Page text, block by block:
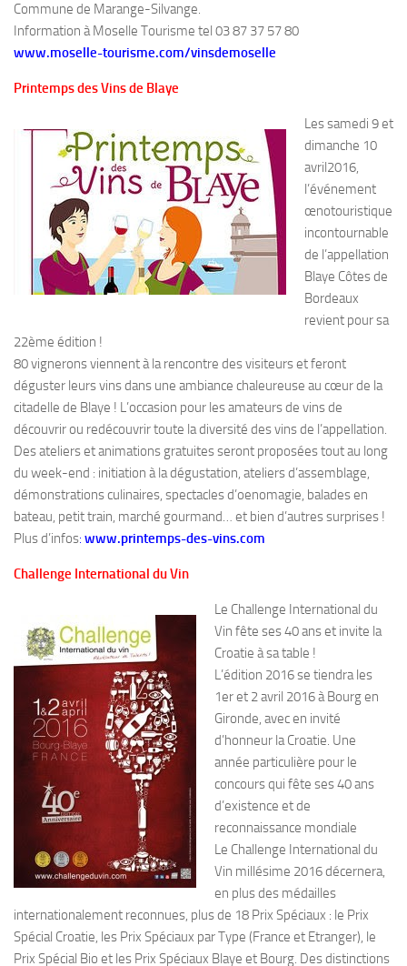
Commune de Marange-Silvange.
Information à Moselle Tourisme tel 03 87 37 57 80
www.moselle-tourisme.com/vinsdemoselle
Printemps des Vins de Blaye
Les samedi 9 et
dimanche 10
avril2016,
l’événement
œnotouristique
incontournable
de l’appellation
Blaye Côtes de
Bordeaux
revient pour sa
22ème édition !
80 vignerons viennent à la rencontre des visiteurs et feront
déguster leurs vins dans une ambiance chaleureuse au cœur de la
citadelle de Blaye ! L’occasion pour les amateurs de vins de
découvrir ou redécouvrir toute la diversité des vins de l’appellation.
Des ateliers et animations gratuites seront proposées tout au long
du week-end : initiation à la dégustation, ateliers d’assemblage,
démonstrations culinaires, spectacles d’oenomagie, balades en
bateau, petit train, marché gourmand… et bien d’autres surprises !
Plus d’infos: www.printemps-des-vins.com
Challenge International du Vin
Le Challenge International du
Vin fête ses 40 ans et invite la
Croatie à sa table !
L’édition 2016 se tiendra les
1er et 2 avril 2016 à Bourg en
Gironde, avec en invité
d’honneur la Croatie. Une
année particulière pour le
concours qui fête ses 40 ans
d’existence et de
reconnaissance mondiale
Le Challenge International du
Vin millésime 2016 décernera,
en plus des médailles
internationalement reconnues, plus de 18 Prix Spéciaux : le Prix
Spécial Croatie, les Prix Spéciaux par Type (France et Etranger), le
Prix Spécial Bio et les Prix Spéciaux Blaye et Bourg. Des distinctions